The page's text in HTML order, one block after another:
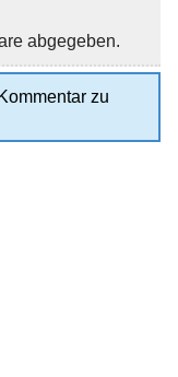
abgegeben.
zu